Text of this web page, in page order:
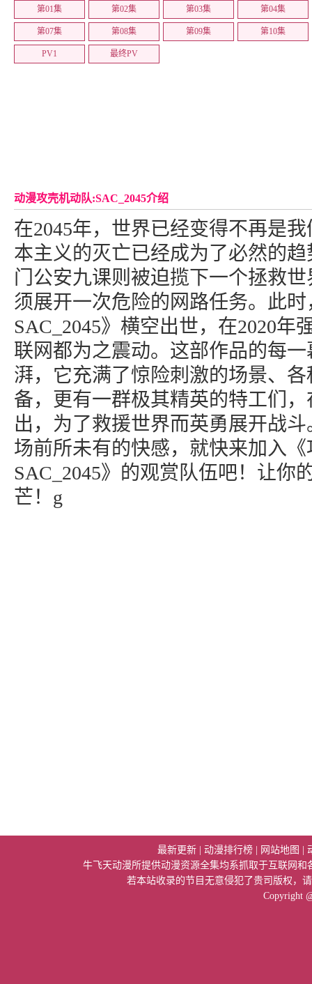
第01集 第02集 第03集 第04集
第07集 第08集 第09集 第10集
PV1 最终PV
动漫攻壳机动队:SAC_2045介绍
在2045年，世界已经变得不再是
本主义的灭亡已经成为了必然的
门公安九课则被迫揽下一个拯救
须展开一次危险的网路任务。此
SAC_2045》横空出世，在2020年
联网都为之震动。这部作品的每
湃，它充满了惊险刺激的场景、
备，更有一群极其精英的特工们
出，为了救援世界而英勇展开战
场前所未有的快感，就快来加入
SAC_2045》的观赏队伍吧！让你
芒！g
最新更新 动漫排行榜 网站地图
牛飞天动漫所提供动漫资源全集均系抓取于互联网
若本站收录的节目无意侵犯了贵司版权，
Copyright